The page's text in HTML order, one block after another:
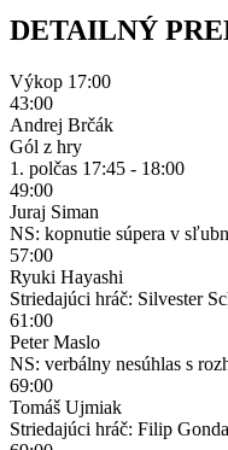
DETAILNÝ
Výkop 17:00
43:00
Andrej Brčák
Gól z hry
1. polčas 17:45 - 18:00
49:00
Juraj Siman
NS: kopnutie súpera v
57:00
Ryuki Hayashi
Striedajúci hráč: Silvester
61:00
Peter Maslo
NS: verbálny nesúhlas s
69:00
Tomáš Ujmiak
Striedajúci hráč: Filip Gonda